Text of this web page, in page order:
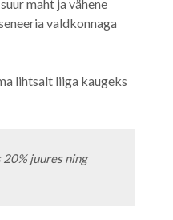
maht ja vähene
valdkonnaga
lihtsalt liiga kaugeks
juures ning